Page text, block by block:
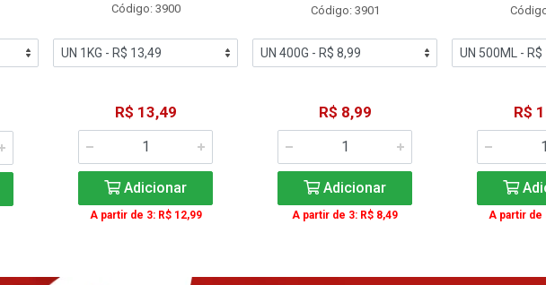
Código: 3900
R$ 13,49
Adicionar
A partir de 3: R$ 12,99
Código: 3901
R$ 8,99
Adicionar
A partir de 3: R$ 8,49
R$
A partir de